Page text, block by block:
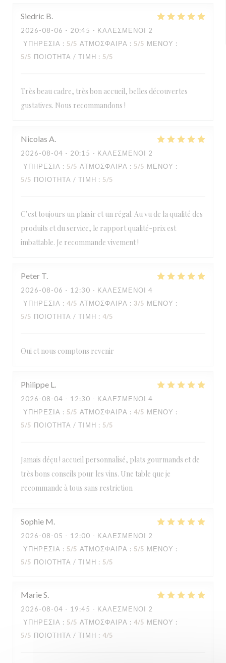
Siedric B
2026-08-06 - 20:45 - ΚΑΛΕΣΜΈΝΟΙ 2
ΥΠΗΡΕΣΊΑ : 5/5 ΑΤΜΌΣΦΑΙΡΑ : 5/5 ΜΕΝΟΎ :
5/5 ΠΟΙΌΤΗΤΑ / ΤΙΜΉ : 5/5
Très beau cadre, très bon accueil, belles découvertes
gustatives. Nous recommandons !
Nicolas A
2026-08-04 - 20:15 - ΚΑΛΕΣΜΈΝΟΙ 2
ΥΠΗΡΕΣΊΑ : 5/5 ΑΤΜΌΣΦΑΙΡΑ : 5/5 ΜΕΝΟΎ :
5/5 ΠΟΙΌΤΗΤΑ / ΤΙΜΉ : 5/5
C’est toujours un plaisir et un régal. Au vu de la qualité des
produits et du service, le rapport qualité-prix est
imbattable. Je recommande vivement !
Peter T
2026-08-06 - 12:30 - ΚΑΛΕΣΜΈΝΟΙ 4
ΥΠΗΡΕΣΊΑ : 4/5 ΑΤΜΌΣΦΑΙΡΑ : 3/5 ΜΕΝΟΎ :
5/5 ΠΟΙΌΤΗΤΑ / ΤΙΜΉ : 4/5
Oui et nous comptons revenir
Philippe L
2026-08-04 - 12:30 - ΚΑΛΕΣΜΈΝΟΙ 4
ΥΠΗΡΕΣΊΑ : 5/5 ΑΤΜΌΣΦΑΙΡΑ : 4/5 ΜΕΝΟΎ :
5/5 ΠΟΙΌΤΗΤΑ / ΤΙΜΉ : 5/5
Jamais déçu ! accueil personnalisé, plats gourmands et de
très bons conseils pour les vins. Une table que je
recommande à tous sans restriction
Sophie M
2026-08-05 - 12:00 - ΚΑΛΕΣΜΈΝΟΙ 2
ΥΠΗΡΕΣΊΑ : 5/5 ΑΤΜΌΣΦΑΙΡΑ : 5/5 ΜΕΝΟΎ :
5/5 ΠΟΙΌΤΗΤΑ / ΤΙΜΉ : 5/5
MarieS
2026-08-04 - 19:45 - ΚΑΛΕΣΜΈΝΟΙ 2
ΥΠΗΡΕΣΊΑ : 5/5 ΑΤΜΌΣΦΑΙΡΑ : 4/5 ΜΕΝΟΎ :
5/5 ΠΟΙΌΤΗΤΑ / ΤΙΜΉ : 4/5
LA TABLE DE CATUSSEAU